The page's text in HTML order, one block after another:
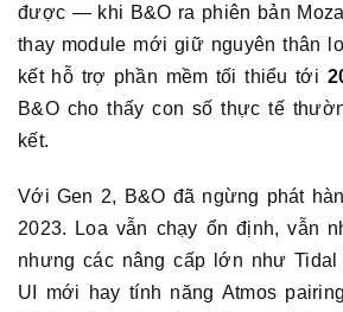
được — khi B&O ra phiên bản
thay module mới giữ nguyên thân
kết hỗ trợ phần mềm tối thiểu tới
B&O cho thấy con số thực tế
kết.
Với Gen 2, B&O đã ngừng phát
2023. Loa vẫn chạy ổn định, vẫn
nhưng các nâng cấp lớn như Tidal
UI mới hay tính năng Atmos